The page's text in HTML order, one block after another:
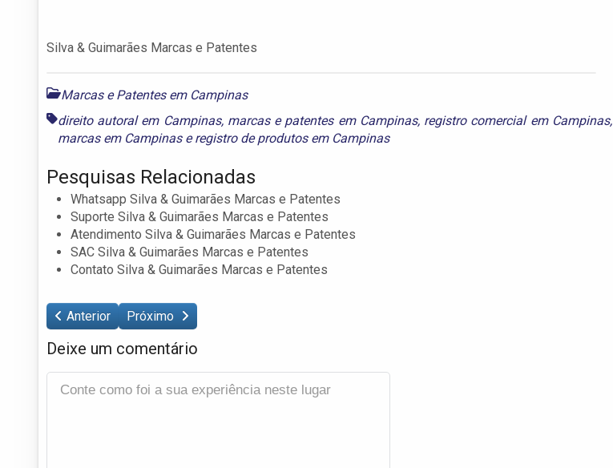
Silva & Guimarães Marcas e Patentes
Marcas e Patentes em Campinas
direito autoral em Campinas, marcas e patentes em Campinas, registro comercial em Campinas,
marcas em Campinaseregistro de produtos em Campinas
Pesquisas Relacionadas
Whatsapp Silva & Guimarães Marcas e Patentes
Suporte Silva & Guimarães Marcas e Patentes
Atendimento Silva & Guimarães Marcas e Patentes
SAC Silva & Guimarães Marcas e Patentes
Contato Silva & Guimarães Marcas e Patentes
Anterior Próximo
Deixe um comentário